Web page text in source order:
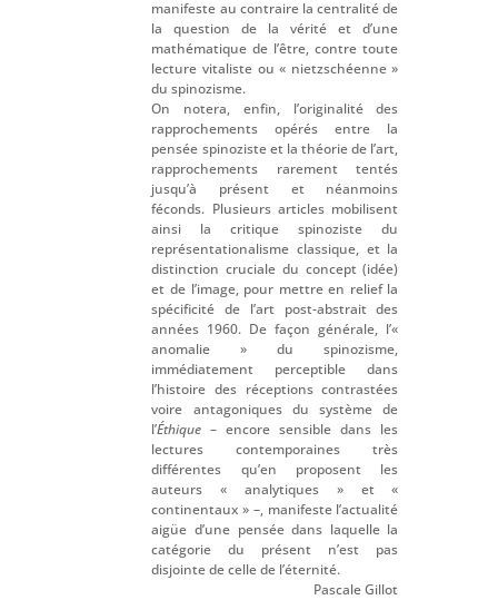
manifeste au contraire la centralité de
la question de la vérité et d’une
mathématique de l’être, contre toute
lecture vitaliste ou « nietzschéenne »
du spinozisme.
On notera, enfin, l’originalité des
rapprochements opérés entre la
pensée spinoziste et la théorie de l’art,
rapprochements rarement tentés
jusqu’à présent et néanmoins
féconds. Plusieurs articles mobilisent
ainsi la critique spinoziste du
représentationalisme classique, et la
distinction cruciale du concept (idée)
et de l’image, pour mettre en relief la
spécificité de l’art post-abstrait des
années 1960. De façon générale, l’«
anomalie » du spinozisme,
immédiatement perceptible dans
l’histoire des réceptions contrastées
voire antagoniques du système de
l’Éthique – encore sensible dans les
lectures contemporaines très
différentes qu’en proposent les
auteurs « analytiques » et «
continentaux » –, manifeste l’actualité
aigüe d’une pensée dans laquelle la
catégorie du présent n’est pas
disjointe de celle de l’éternité.
Pascale Gillot